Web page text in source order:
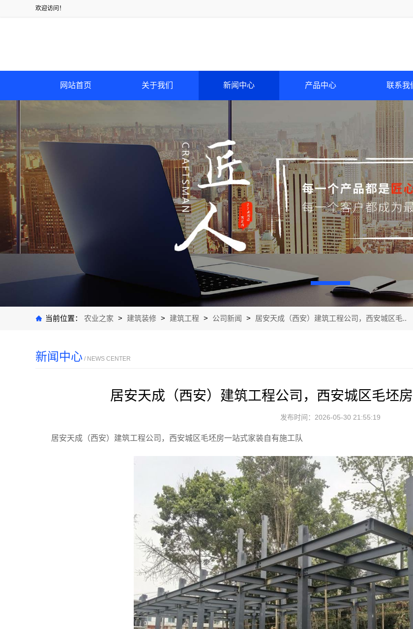
欢迎访问！
网站首页 关于我们 新闻中心 产品中心 联系我
当前位置： 农业之家 > 建筑装修 > 建筑工程 > 公司新闻 > 居安天成（西安）建筑工程公司，西安城区毛..
新闻中心 / NEWS CENTER
居安天成（西安）建筑工程公司，西安城区毛坯
发布时间：2026-05-30 21:55:19
居安天成（西安）建筑工程公司，西安城区毛坯房一站式家装自有施工队